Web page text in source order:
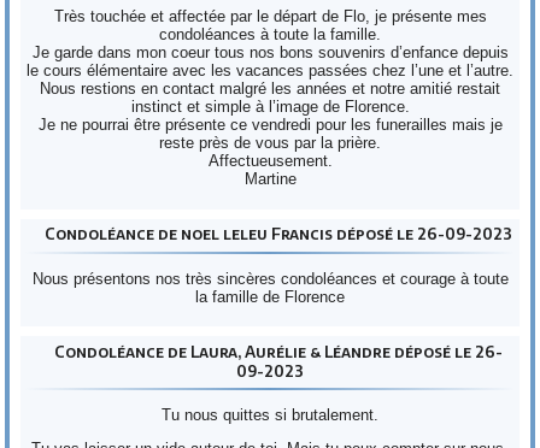
Très touchée et affectée par le départ de Flo, je présente mes
condoléances à toute la famille.
Je garde dans mon coeur tous nos bons souvenirs d’enfance depuis
le cours élémentaire avec les vacances passées chez l’une et l’autre.
Nous restions en contact malgré les années et notre amitié restait
instinct et simple à l’image de Florence.
Je ne pourrai être présente ce vendredi pour les funerailles mais je
reste près de vous par la prière.
Affectueusement.
Martine
Condoléance de noel leleu Francis déposé le 26-09-2023
Nous présentons nos très sincères condoléances et courage à toute
la famille de Florence
Condoléance de Laura, Aurélie & Léandre déposé le 26-
09-2023
Tu nous quittes si brutalement.